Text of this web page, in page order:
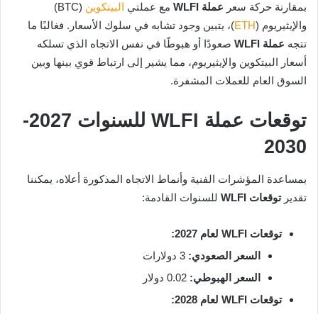
بمقارنة حركة سعر عملة WLFI مع عملتي البيتكوين
(BTC)
والإيثيريوم (ETH)، يتبين وجود تشابه في سلوك الأسعار. فغالبًا ما
تتجه عملة WLFI
صعودًا أو هبوطًا في نفس الاتجاه الذي تسلكه
أسعار البيتكوين والإيثيريوم، مما يشير إلى ارتباط قوي بينها وبين
السوق العام للعملات المشفرة.
توقعات عملة WLFI للسنوات 2027-
2030
بمساعدة المؤشرات الفنية وأنماط الاتجاه المذكورة أعلاه، يمكننا
تقديرتوقعات WLFI للسنوات القادمة:
توقعات WLFI لعام 2027:
السعر الصعودي:
السعر الهبوطي:
توقعات WLFI لعام 2028: